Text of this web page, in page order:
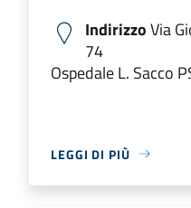
IndirizzoVia
74
Ospedale L. Sacco
LEGGI DI PIÙ